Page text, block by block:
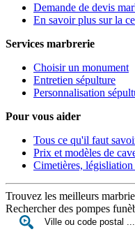
Demande de devis
En savoir plus sur la
Services marbrerie
Choisir un monument
Entretien sépulture
Personnalisation
Pour vous aider
Tous ce qu'il faut
Prix et modèles de
Cimetières, législiation
Trouvez les meilleurs
Rechercher des pompes